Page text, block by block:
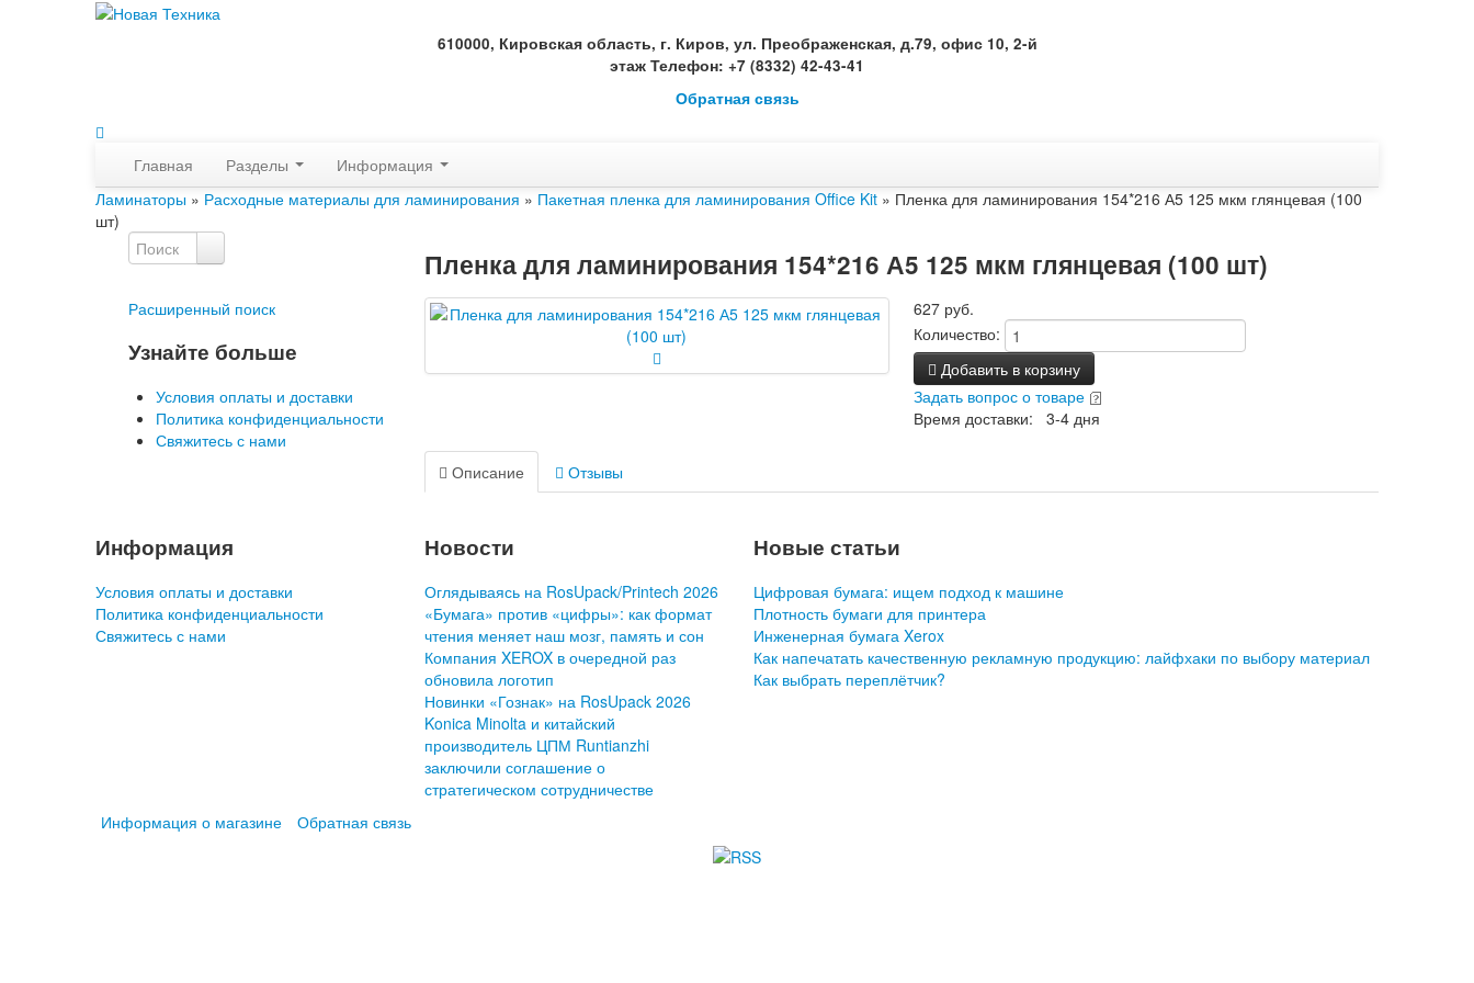
610000, Кировская область, г. Киров, ул. Преображенская, д.79, офис 10, 2-й
этаж Телефон: +7 (8332) 42-43-41
Обратная связь
Главная Разделы
Информация
Ламинаторы » Расходные материалы для ламинирования » Пакетная пленка для ламинирования Office Kit » Пленка для ламинирования 154*216 А5 125 мкм глянцевая (100
шт)
Пленка для ламинирования 154*216 А5 125 мкм глянцевая (100 шт)
627 руб.
Количество:
Добавить в корзину
Задать вопрос о товаре
Время доставки: 3-4 дня
Описание Отзывы
Расширенный поиск
Узнайте больше
Условия оплаты и доставки
Политика конфиденциальности
Свяжитесь с нами
Информация
Условия оплаты и доставки
Политика конфиденциальности
Свяжитесь с нами
Новости
Оглядываясь на RosUpack/Printech 2026
«Бумага» против «цифры»: как формат
чтения меняет наш мозг, память и сон
Компания XEROX в очередной раз
обновила логотип
Новинки «Гознак» на RosUpack 2026
Konica Minolta и китайский
производитель ЦПМ Runtianzhi
заключили соглашение о
стратегическом сотрудничестве
Новые статьи
Цифровая бумага: ищем подход к машине
Плотность бумаги для принтера
Инженерная бумага Xerox
Как напечатать качественную рекламную продукцию: лайфхаки по выбору материал
Как выбрать переплётчик?
Информация о магазине Обратная связь